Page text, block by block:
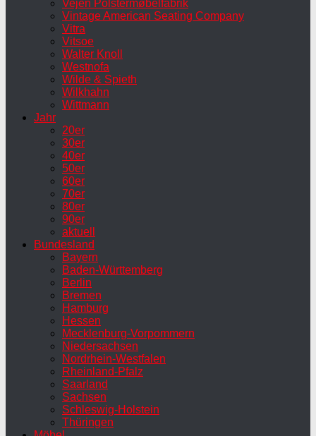
Vejen Polstermøbelfabrik
Vintage American Seating Company
Vitra
Vitsoe
Walter Knoll
Westnofa
Wilde & Spieth
Wilkhahn
Wittmann
Jahr
20er
30er
40er
50er
60er
70er
80er
90er
aktuell
Bundesland
Bayern
Baden-Württemberg
Berlin
Bremen
Hamburg
Hessen
Mecklenburg-Vorpommern
Niedersachsen
Nordrhein-Westfalen
Rheinland-Pfalz
Saarland
Sachsen
Schleswig-Holstein
Thüringen